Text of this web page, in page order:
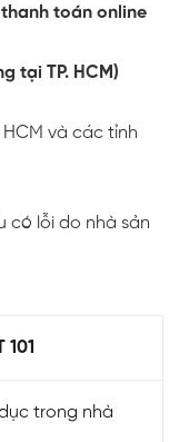
thanh toán online
tại TP. HCM)
HCM và các tỉnh
có lỗi do nhà sản
101
trong nhà